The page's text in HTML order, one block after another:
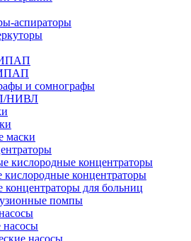
аспираторы
и сомнографы
НИВЛ
маски
кислородные концентраторы
кислородные концентраторы
для больниц
помпы
насосы
насосы